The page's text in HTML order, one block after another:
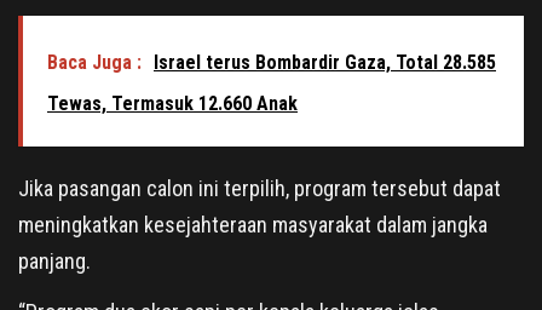
Baca Juga : Israel terus Bombardir Gaza, Total 28.585
Tewas, Termasuk 12.660 Anak
Jika pasangan calon ini terpilih, program tersebut dapat
meningkatkan kesejahteraan masyarakat dalam jangka
panjang.